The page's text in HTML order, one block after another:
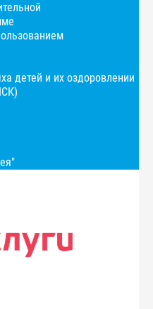
детей и их оздоровлении